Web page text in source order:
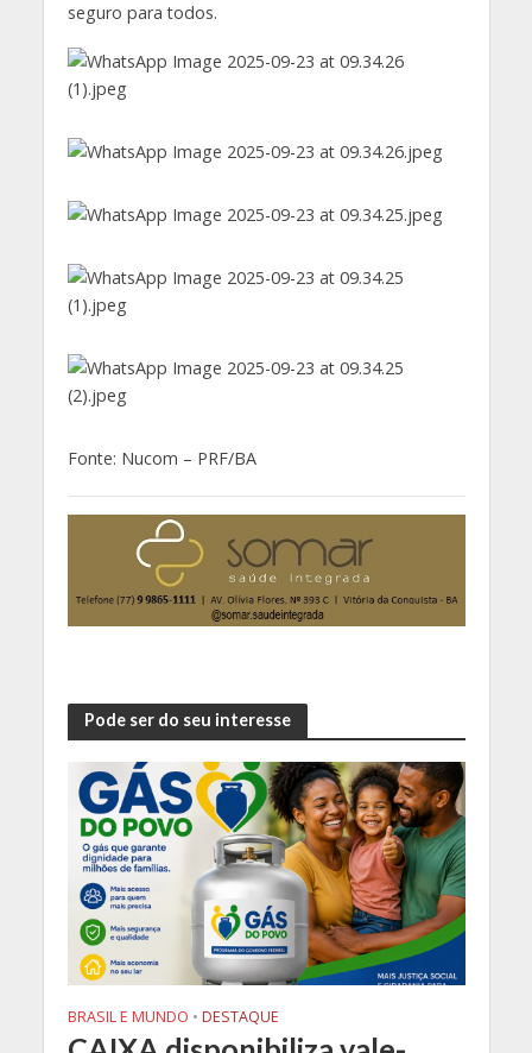
seguro para todos.
Fonte: Nucom – PRF/BA
Pode ser do seu interesse
BRASIL E MUNDO • DESTAQUE